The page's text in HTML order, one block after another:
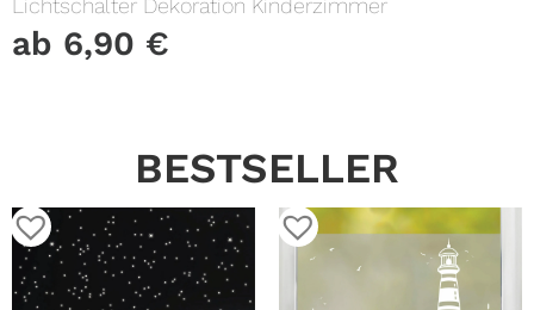
Lichtschalter Dekoration Kinderzimmer
ab 6,90 €
BESTSELLER